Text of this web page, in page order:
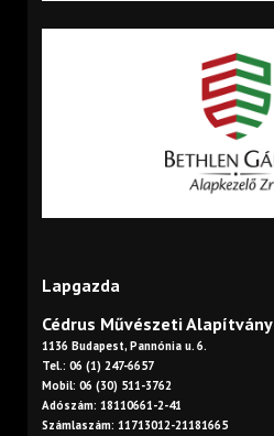
Lapgazda
Cédrus Művészeti Alapítvány
1136 Budapest, Pannónia u. 6.
Tel.: 06 (1) 247-6657
Mobil: 06 (30) 511-3762
Adószám: 18110661-2-41
Számlaszám: 11713012-21181665